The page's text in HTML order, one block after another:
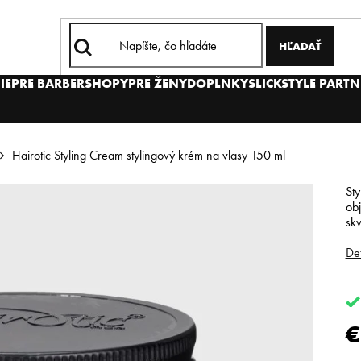
HĽADAŤ
PRE BARBERSHOPYPRE ŽENYDOPLNKYSLICKSTYLE
Hairotic Styling Cream stylingový krém na vlasy 150 ml